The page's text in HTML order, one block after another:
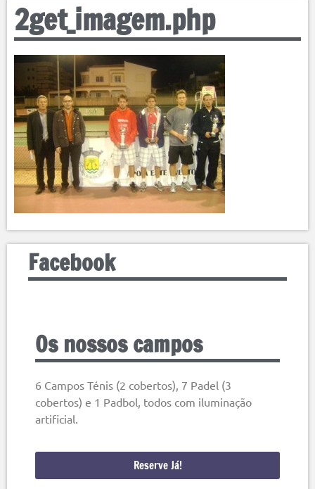
2get_imagem.php
Facebook
Os nossos campos
6 Campos Ténis (2 cobertos), 7 Padel (3
cobertos) e 1 Padbol, todos com iluminação
artificial.
Reserve Já!